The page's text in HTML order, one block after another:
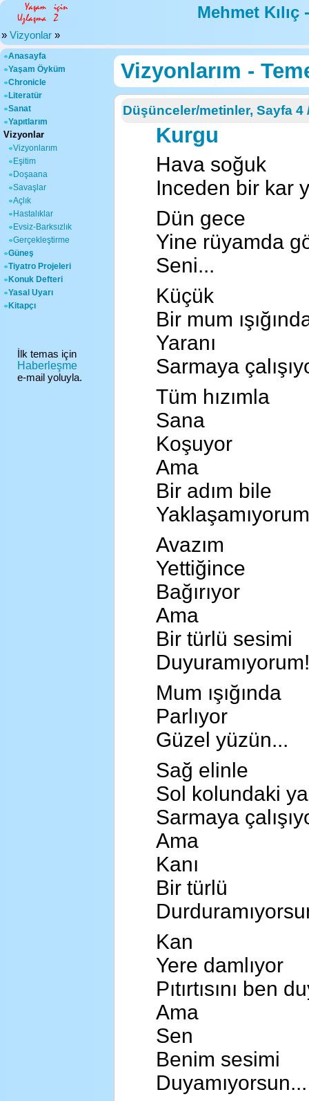
Mehmet
» Vizyonlar »
Anasayfa
Yaşam Öyküm
Chronicle
Literatür
Sanat
Yapıtlarım
Vizyonlar
Vizyonlarım
Eşitim
Doşaana
Savaşlar
Açlık
Hastalıklar
Evsiz-Barksızlık
Gerçekleştirme
Güneş
Tiyatro Projeleri
Konuk Defteri
Yasal Uyarı
Kitapçı
İlk temas için
Haberleşme
e-mail yoluyla.
Vizyonlarım -
Düşünceler/metinler, Sayfa 4
Kurgu
Hava soğuk
Inceden bir kar
Dün gece
Yine rüyamda
Seni...
Küçük
Bir mum
Yaranı
Sarmaya
Tüm hızımla
Sana
Koşuyor
Ama
Bir adım bile
Avazım
Yettiğince
Bağırıyor
Ama
Bir türlü sesimi
Duyuramıyorum!
Mum ışığında
Parlıyor
Güzel yüzün...
Sağ elinle
Sol kolundaki
Sarmaya
Ama
Kanı
Bir türlü
Kan
Yere damlıyor
Pıtırtısını ben
Ama
Sen
Benim sesimi
Duyamıyorsun...